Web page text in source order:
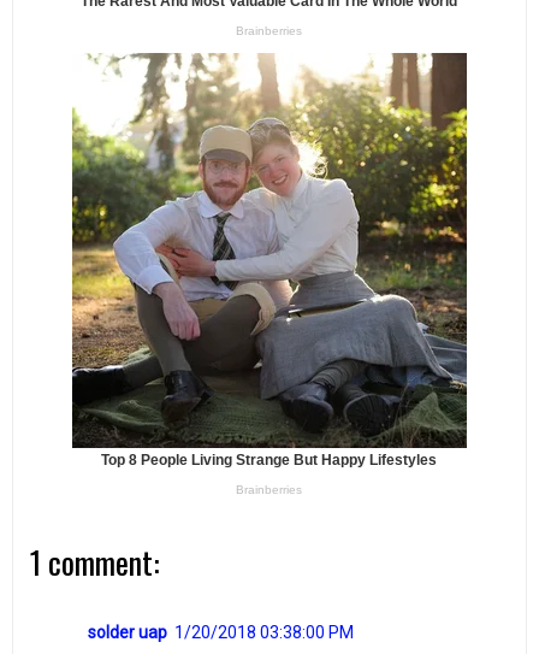
1 comment:
solder uap 1/20/2018 03:38:00 PM